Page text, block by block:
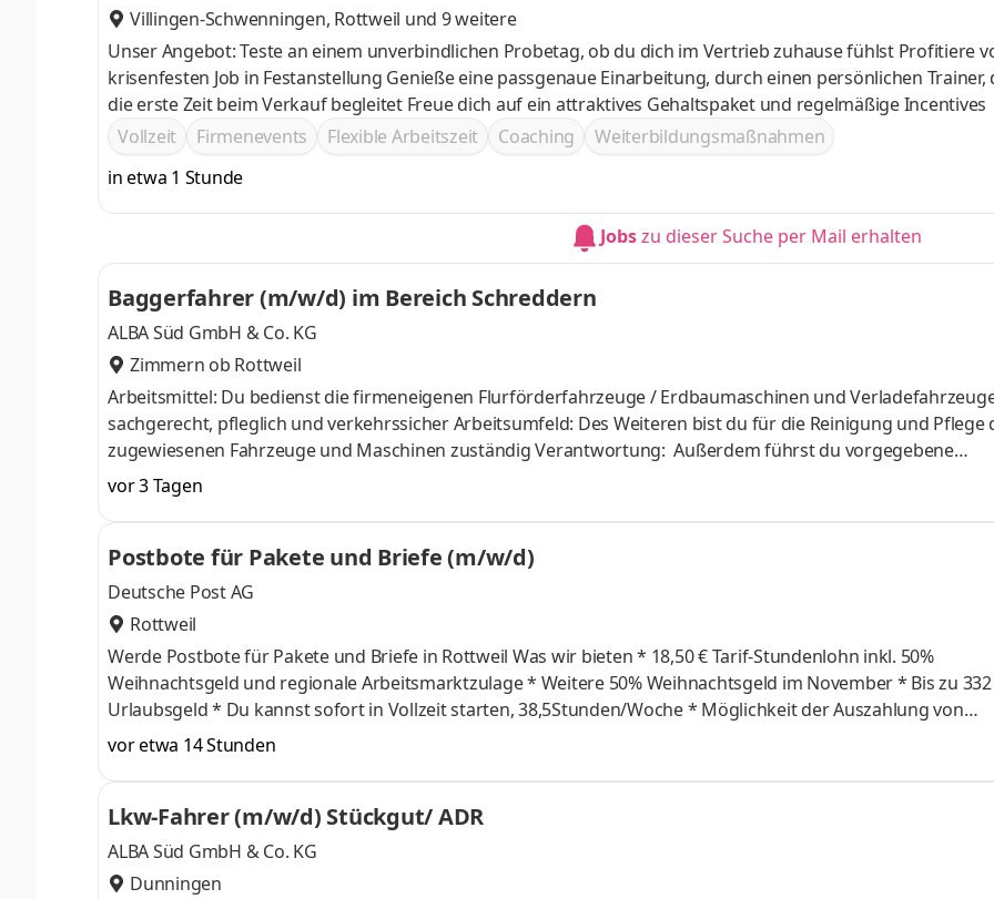
Villingen-Schwenningen, Rottweil und 9 weitere
Unser Angebot: Teste an einem unverbindlichen Probetag, ob du dich im Vertrieb zuhause fühlst Profitiere von einem
krisenfesten Job in Festanstellung Genieße eine passgenaue Einarbeitung, durch einen persönlichen Trainer, der dich
die erste Zeit beim Verkauf begleitet Freue dich auf ein attraktives Gehaltspaket und regelmäßige Incentives
Vollzeit
Firmenevents Flexible Arbeitszeit Coaching
Weiterbildungsmaßnahmen
in etwa 1 Stunde
Jobszu dieser Suche per Mail erhalten
Baggerfahrer (m/w/d) im Bereich Schreddern
ALBA Süd GmbH & Co. KG
Zimmern ob Rottweil
Arbeitsmittel: Du bedienst die firmeneigenen Flurförderfahrzeuge / Erdbaumaschinen und
sachgerecht, pfleglich und verkehrssicher Arbeitsumfeld: Des Weiteren bist du für die Reinigung und Pflege
zugewiesenen Fahrzeuge und Maschinen zuständig Verantwortung: Außerdem führst du vorgegebene
Wartungs-/Instandhaltungsarbeiten (Abschmieren, Tanken etc.) selbständig und verantwortungsbewusst
Rohstoffrettung: Du bist zuständig für die Be- und Entladetätigkeiten aller Art und das Trennen bzw. Sortieren
einzelner Abfallfraktionen Tätigkeit: Ebenso bist du für das sortenreine Verpressen unserer Papiermengen
modernen Ballenpresse zuständig Sorgfalt: Zudem führst du Besta
vor 3 Tagen
Postbote für Pakete und Briefe (m/w/d)
Deutsche Post AG
Rottweil
Werde Postbote für Pakete und Briefe in Rottweil Was wir bieten * 18,50 € Tarif-Stundenlohn inkl. 50%
Weihnachtsgeld und regionale Arbeitsmarktzulage * Weitere 50% Weihnachtsgeld im November * Bis zu 332 €
Urlaubsgeld * Du kannst sofort in Vollzeit starten, 38,5Stunden/Woche * Möglichkeit der Auszahlung von
Überstunden * Ein krisensicherer Arbeitsplatz, garantierte Gehaltssteigerung gemäß Tarifvertrag und pünktliche
vor etwa 14 Stunden
Lkw-Fahrer (m/w/d) Stückgut/ ADR
ALBA Süd GmbH & Co. KG
Dunningen